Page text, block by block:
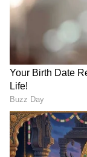
ಸಾಮಾನ್ಯವಾಗಿ
ಗಳಿಸಿದರೆ ಅದು
ರೂಪಾಯಿ
ತಯಾರಾದ
ಮನೆಯಲ್ಲಿ ಕೃಷಿ
ವೇಳೆ ಬಂದ ಗೆಳೆಯ
ಪೊಲೀಸರಿಗೆ ಕರೆ
ನಟಿ ಹೋಗಿದ್ದೆಲ್ಲಿಗೆ?